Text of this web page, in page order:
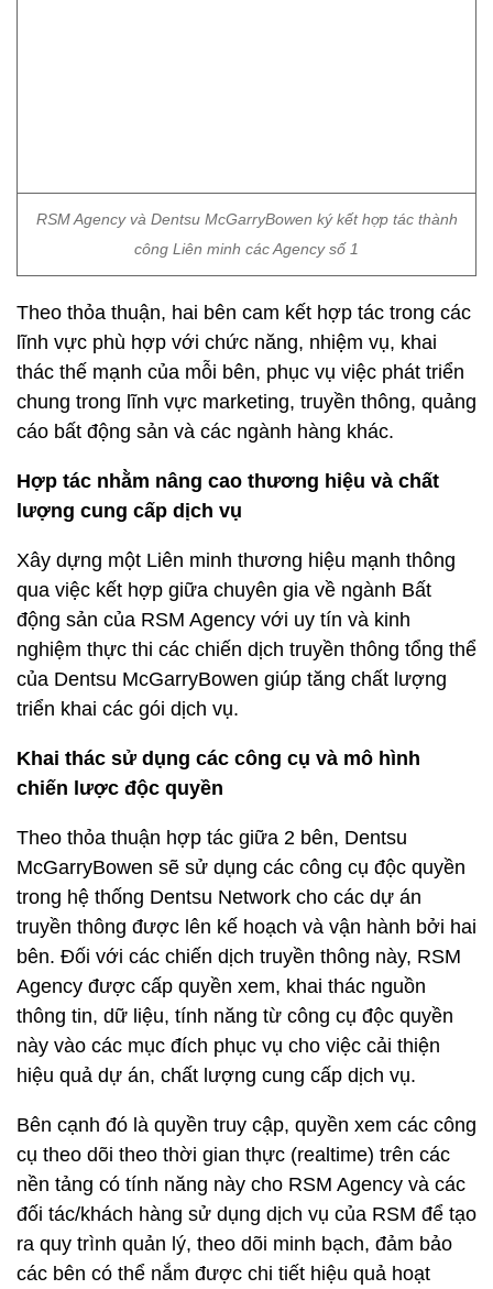
lĩnh vực phù hợp với chức năng, nhiệm vụ, khai
thác thế mạnh của mỗi bên, phục vụ việc phát triển
chung trong lĩnh vực marketing, truyền thông, quảng
cáo bất động sản và các ngành hàng khác.
Hợp tác nhằm nâng cao thương hiệu và chất
lượng cung cấp dịch vụ
Xây dựng một Liên minh thương hiệu mạnh thông
qua việc kết hợp giữa chuyên gia về ngành Bất
động sản của RSM Agency với uy tín và kinh
nghiệm thực thi các chiến dịch truyền thông tổng thể
triển khai các gói dịch vụ.
Khai thác sử dụng các công cụ và mô hình
chiến lược độc quyền
Theo thỏa thuận hợp tác giữa 2 bên, Dentsu
McGarryBowen sẽ sử dụng các công cụ độc quyền
trong hệ thống Dentsu Network cho các dự án
truyền thông được lên kế hoạch và vận hành bởi hai
Agency được cấp quyền xem, khai thác nguồn
thông tin, dữ liệu, tính năng từ công cụ độc quyền
này vào các mục đích phục vụ cho việc cải thiện
hiệu quả dự án, chất lượng cung cấp dịch vụ.
Bên cạnh đó là quyền truy cập, quyền xem các công
cụ theo dõi theo thời gian thực (realtime) trên các
nền tảng có tính năng này cho RSM Agency và các
đối tác/khách hàng sử dụng dịch vụ của RSM để tạo
các bên có thể nắm được chi tiết hiệu quả hoạt
động của dự án tại bất kì thời điểm nào.